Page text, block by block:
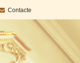
Contacte